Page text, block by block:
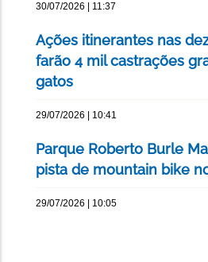
30/07/2026 | 11:37
Ações itinerantes nas
farão 4 mil castrações
gatos
29/07/2026 | 10:41
Parque Roberto Burle
pista de mountain bike
29/07/2026 | 10:05